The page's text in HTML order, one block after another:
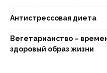
Антистрессовая диета
Вегетарианство –
здоровый образ жизни